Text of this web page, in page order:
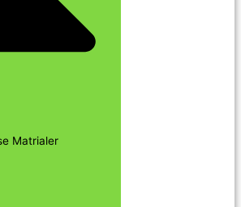
Matrialer